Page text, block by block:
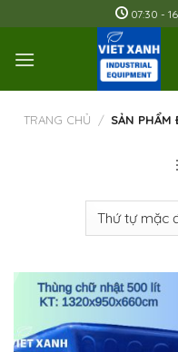
to
content
07:30 -
TRANG CHỦ / SẢN PHẨM